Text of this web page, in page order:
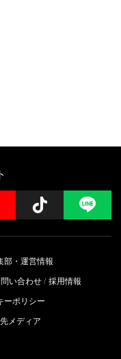
YouTube Follow
部・運営情報
い合わせ 採用情報
ーポリシー
メディア